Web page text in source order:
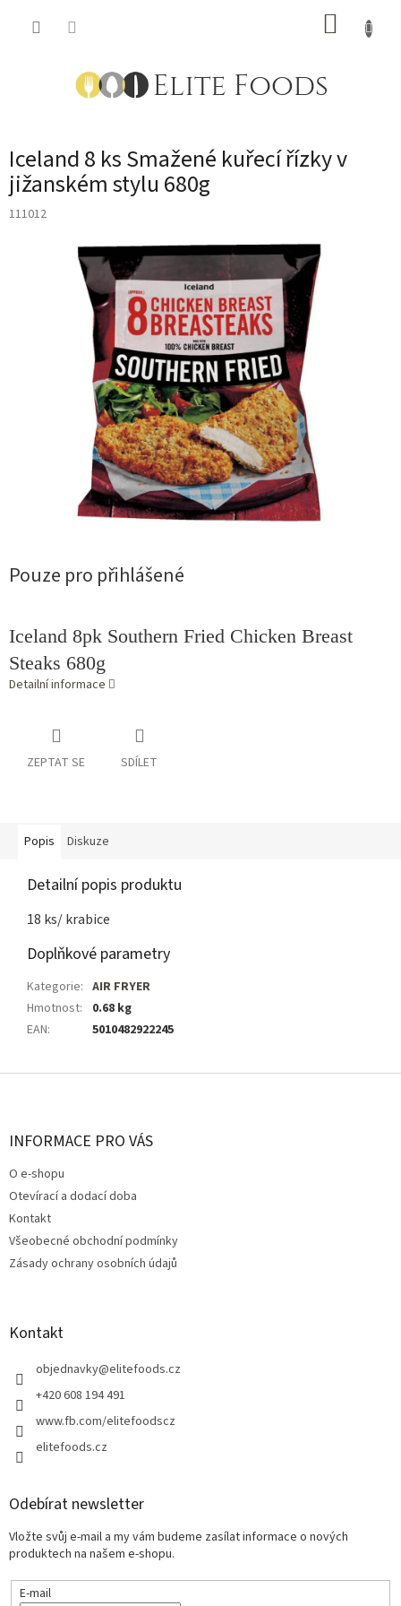
Iceland 8 ks Smažené kuřecí řízky v
jižanském stylu 680g
111012
Pouze pro přihlášené
Iceland 8pk Southern Fried Chicken Breast
Steaks 680g
Detailní informace
ZEPTAT SE SDÍLET
Popis Diskuze
Detailní popis produktu
18 ks/ krabice
Doplňkové parametry
Kategorie: AIR FRYER
Hmotnost:
0.68 kg
EAN: 5010482922245
Z
INFORMACE PRO VÁS
O e-shopu
Otevírací a dodací doba
Kontakt
Všeobecné obchodní podmínky
Zásady ochrany osobních údajů
Kontakt
objednavky@elitefoods.cz
+420 608 194 491
www.fb.com/elitefoodscz
elitefoods.cz
Odebírat newsletter
Vložte svůj e-mail a my vám budeme zasílat informace o nových
produktech na našem e-shopu.
E-mail